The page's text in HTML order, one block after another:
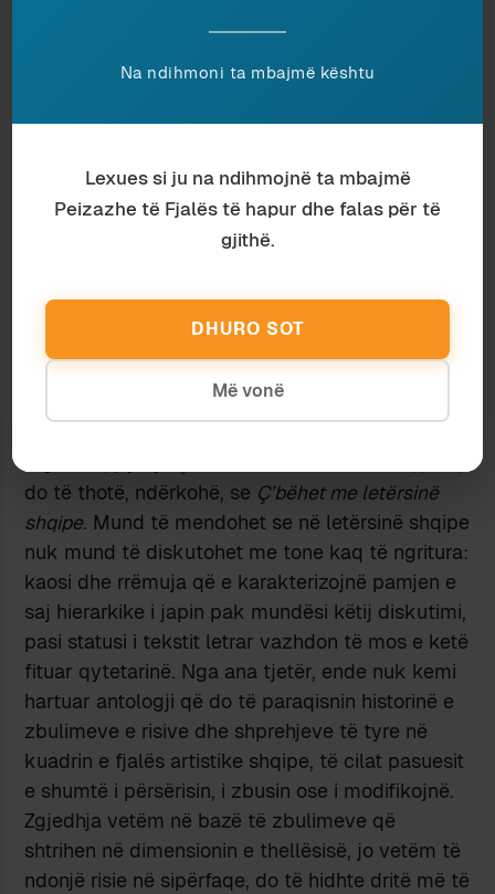
mbetet veçse të prodhojnë letërsi – a kemi të
Dikush mund të thotë se tipari konsumist është
fenomen tipik edhe në shoqëritë më të zhvilluara
Kodi i Da Vinçit
e specializuar, i cili sqaron se kur diskutohet në
mënyrë serioze për letërsinë, W. S. Maughm dhe
Archibald Cronin, bie fjala, janë shkrimtarë që
shërbejnë për të rritur numrin e lexuesve, por pa
do të thotë, ndërkohë, se Ç’bëhet me letërsinë
shqipe. Mund të mendohet se në letërsinë shqipe
nuk mund të diskutohet me tone kaq të ngritura:
kaosi dhe rrëmuja që e karakterizojnë pamjen e
saj hierarkike i japin pak mundësi këtij diskutimi,
pasi statusi i tekstit letrar vazhdon të mos e ketë
fituar qytetarinë. Nga ana tjetër, ende nuk kemi
hartuar antologji që do të paraqisnin historinë e
zbulimeve e risive dhe shprehjeve të tyre në
kuadrin e fjalës artistike shqipe, të cilat pasuesit
e shumtë i përsërisin, i zbusin ose i modifikojnë.
Zgjedhja vetëm në bazë të zbulimeve që
shtrihen në dimensionin e thellësisë, jo vetëm të
ndonjë risie në sipërfaqe, do të hidhte dritë më të
Na ndihmoni ta mbajmë kështu
Lexues si ju na ndihmojnë ta mbajmë
Peizazhe të Fjalës të hapur dhe falas për të
gjithë.
DHURO SOT
Më vonë